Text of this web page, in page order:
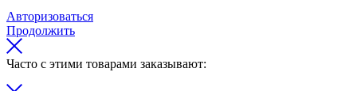
Авторизоваться
Продолжить
Часто с этими товарами заказывают: